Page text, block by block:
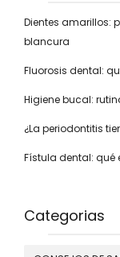
Dientes amarillos:
blancura
Fluorosis dental:
Higiene bucal:
¿La periodontitis
Fístula dental: qué
Categorias